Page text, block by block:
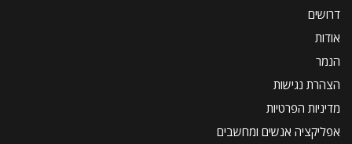
דרושים
אודות
הנמר
הצהרת נגישות
מדיניות הפרטיות
אפליקציה אנשים ומחשבים